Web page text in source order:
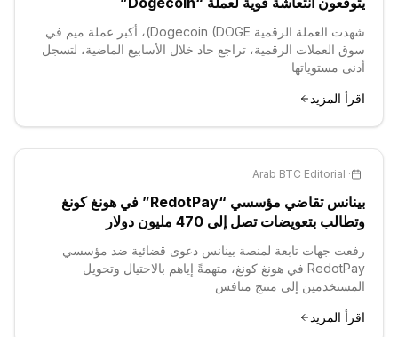
شهدت العملة الرقمية Dogecoin (DOGE)، أكبر عملة ميم في
سوق العملات الرقمية، تراجع حاد خلال الأسابيع الماضية، لتسجل
أدنى مستوياتها
اقرأ المزيد
·
Arab BTC Editorial
بينانس تقاضي مؤسسي “RedotPay” في هونغ كونغ
وتطالب بتعويضات تصل إلى 470 مليون دولار
رفعت جهات تابعة لمنصة بينانس دعوى قضائية ضد مؤسسي
RedotPay في هونغ كونغ، متهمةً إياهم بالاحتيال وتحويل
المستخدمين إلى منتج منافس
اقرأ المزيد